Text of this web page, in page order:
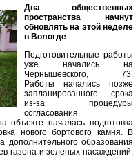
Два общественных
пространства начнут
обновлять на этой неделе
в Вологде
Подготовительные работы
уже начались на
Чернышевского, 73.
Работы начались позже
запланированного срока
из-за процедуры
согласования
объекте началась подготовка
нового бортового камня. В
дополнительного образования
газона и зеленых насаждений,